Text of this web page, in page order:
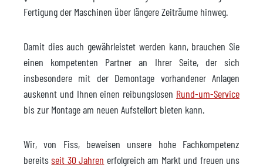
Fertigung der Maschinen über längere Zeiträume hinweg.
Damit dies auch gewährleistet werden kann, brauchen Sie
einen kompetenten Partner an Ihrer Seite, der sich
insbesondere mit der Demontage vorhandener Anlagen
auskennt und Ihnen einen reibungslosen Rund-um-Service
bis zur Montage am neuen Aufstellort bieten kann.
Wir, von Fiss, beweisen unsere hohe Fachkompetenz
bereitsseit 30 Jahren erfolgreich am Markt und freuen uns